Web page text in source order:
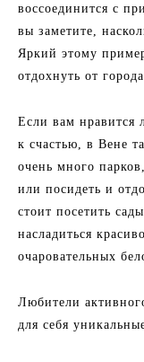
воссоединится с
вы заметите,
Яркий этому
отдохнуть от
Если вам нравится
к счастью, в Вене
очень много
или посидеть и
стоит посетить
насладиться
очаровательных
Любители
для себя